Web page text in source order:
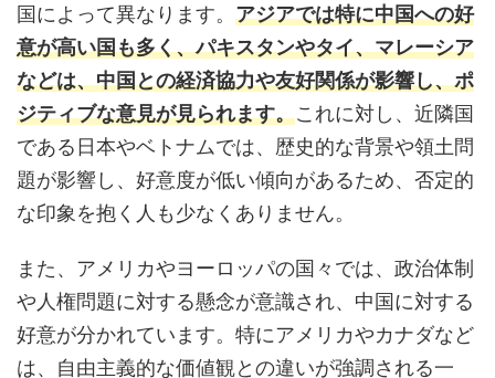
国によって異なります。 アジアでは特に中国への好
意が高い国も多く、パキスタンやタイ、マレーシア
などは、中国との経済協力や友好関係が影響し、ポ
ジティブな意見が見られます。これに対し、近隣国
である日本やベトナムでは、歴史的な背景や領土問
題が影響し、好意度が低い傾向があるため、否定的
な印象を抱く人も少なくありません。
また、アメリカやヨーロッパの国々では、政治体制
や人権問題に対する懸念が意識され、中国に対する
好意が分かれています。特にアメリカやカナダなど
は、自由主義的な価値観との違いが強調される一